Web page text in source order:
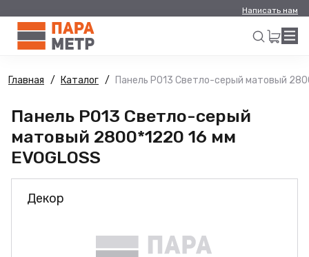
Написать нам
Искать
Главная Каталог Панель Р013 Светло-серый матовый
Панель Р013 Светло-серый
матовый 2800*1220 16 мм
EVOGLOSS
Декор